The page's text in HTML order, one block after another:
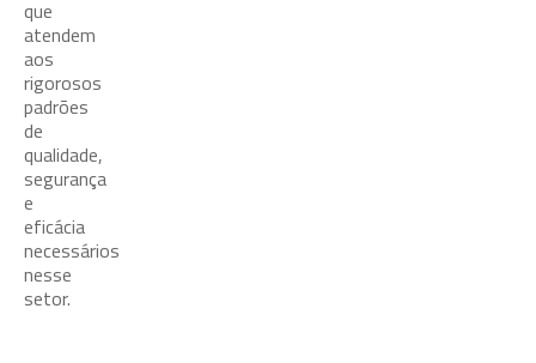
que
atendem
aos
rigorosos
padrões
de
qualidade,
segurança
e
eficácia
necessários
nesse
setor.